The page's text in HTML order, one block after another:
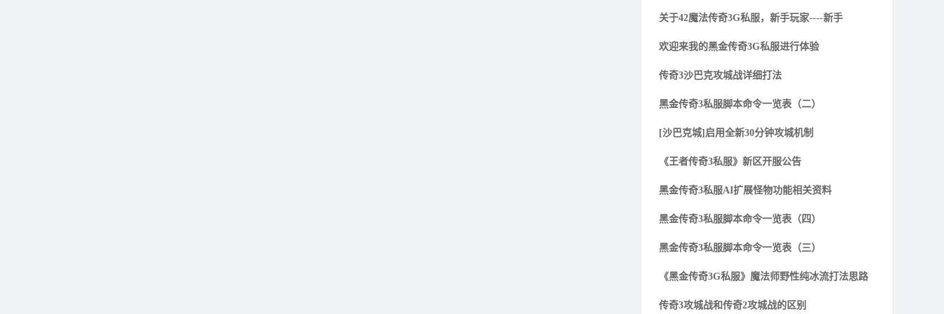
关于42魔法传奇3G私服，新手玩家----新手
欢迎来我的黑金传奇3G私服进行体验
传奇3沙巴克攻城战详细打法
黑金传奇3私服脚本命令一览表（二）
[沙巴克城]启用全新30分钟攻城机制
《王者传奇3私服》新区开服公告
黑金传奇3私服AI扩展怪物功能相关资料
黑金传奇3私服脚本命令一览表（四）
黑金传奇3私服脚本命令一览表（三）
《黑金传奇3G私服》魔法师野性纯冰流打法思路
传奇3攻城战和传奇2攻城战的区别